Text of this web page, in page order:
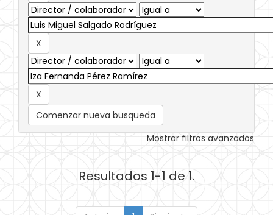
Comenzar nueva busqueda
Mostrar filtros avanzados
Resultados 1-1 de 1.